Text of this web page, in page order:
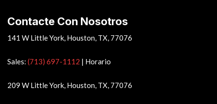
Contacte Con Nosotros
141 W Little York, Houston, TX, 77076
Sales: (713) 697-1112 | Horario
209 W Little York, Houston, TX, 77076